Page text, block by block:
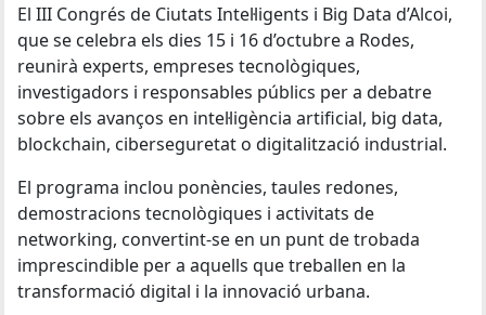
El III Congrés de Ciutats Intel·ligents i Big Data d’Alcoi,
que se celebra els dies 15 i 16 d’octubre a Rodes,
reunirà experts, empreses tecnològiques,
investigadors i responsables públics per a debatre
sobre els avanços en intel·ligència artificial, big data,
blockchain, ciberseguretat o digitalització industrial.
El programa inclou ponències, taules redones,
demostracions tecnològiques i activitats de
networking, convertint-se en un punt de trobada
imprescindible per a aquells que treballen en la
transformació digital i la innovació urbana.